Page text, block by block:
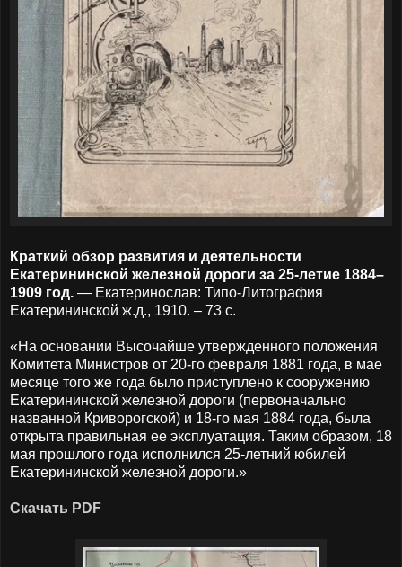
Краткий обзор развития и деятельности
Екатерининской железной дороги за 25-летие 1884–
1909 год. — Екатеринослав: Типо-Литография
Екатерининской ж.д., 1910. – 73 с.
«На основании Высочайше утвержденного положения
Комитета Министров от 20-го февраля 1881 года, в мае
месяце того же года было приступлено к сооружению
Екатерининской железной дороги (первоначально
названной Криворогской) и 18-го мая 1884 года, была
открыта правильная ее эксплуатация. Таким образом, 18
мая прошлого года исполнился 25-летний юбилей
Екатерининской железной дороги.»
Скачать PDF